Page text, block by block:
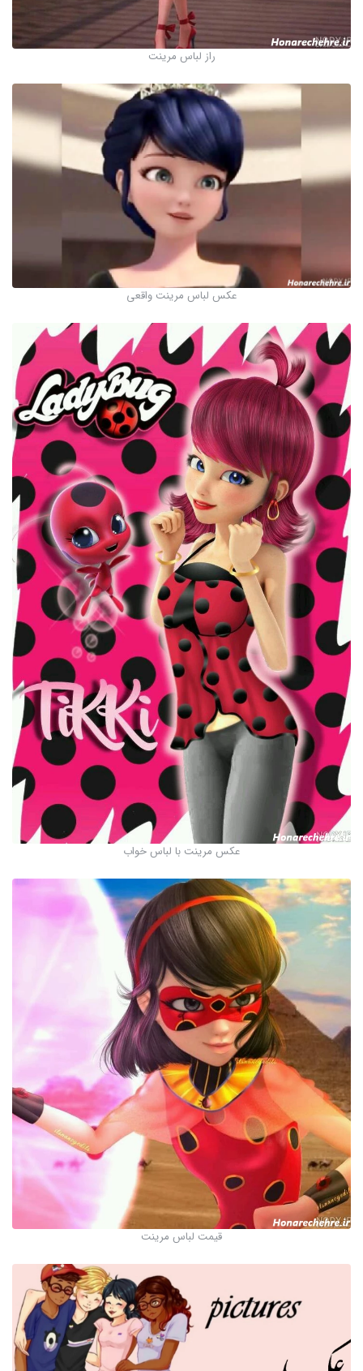
راز لباس مرینت
عکس لباس مرینت واقعی
عکس مرینت با لباس خواب
قیمت لباس مرینت